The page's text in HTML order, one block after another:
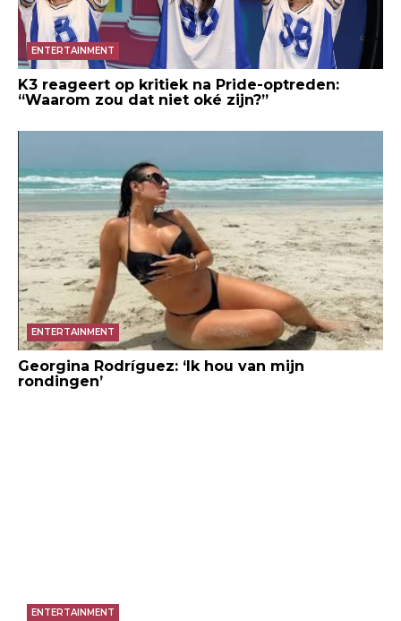
ENTERTAINMENT
K3 reageert op kritiek na Pride-optreden:
“Waarom zou dat niet oké zijn?”
ENTERTAINMENT
Georgina Rodríguez: ‘Ik hou van mijn
rondingen’
ENTERTAINMENT